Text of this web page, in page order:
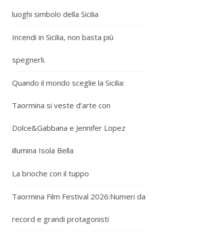
luoghi simbolo della Sicilia
Incendi in Sicilia, non basta più
spegnerli.
Quando il mondo sceglie la Sicilia:
Taormina si veste d’arte con
Dolce&Gabbana e Jennifer Lopez
illumina Isola Bella
La brioche con il tuppo
Taormina Film Festival 2026:Numeri da
record e grandi protagonisti